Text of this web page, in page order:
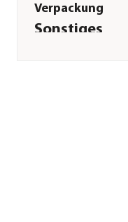
Verpackung
Sonstiges